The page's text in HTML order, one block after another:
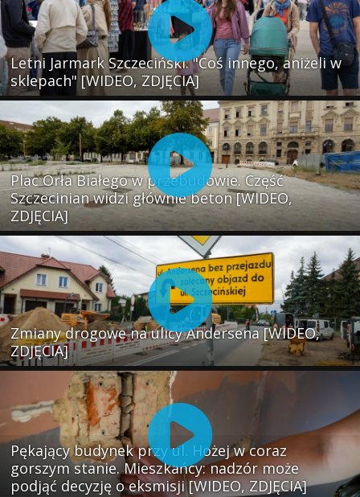
Letni Jarmark Szczeciński. "Coś innego, aniżeli w
sklepach" [WIDEO, ZDJĘCIA]
Plac Orła Białego w przebudowie. Część
Szczecinian widzi głównie beton [WIDEO,
ZDJĘCIA]
Zmiany drogowe na ulicy Andersena [WIDEO,
ZDJĘCIA]
Pękający budynek przy ul. Hożej w coraz
gorszym stanie. Mieszkańcy: nadzór może
podjąć decyzję o eksmisji [WIDEO, ZDJĘCIA]